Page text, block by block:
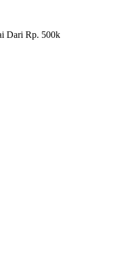
Dari Rp. 500k